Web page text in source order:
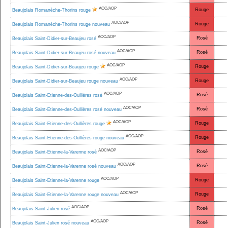
Beaujolais Romanèche-Thorins rouge AOC/AOP Rouge
Beaujolais Romanèche-Thorins rouge nouveau AOC/AOP Rouge
Beaujolais Saint-Didier-sur-Beaujeu rosé AOC/AOP Rosé
Beaujolais Saint-Didier-sur-Beaujeu rosé nouveau AOC/AOP Rosé
Beaujolais Saint-Didier-sur-Beaujeu rouge AOC/AOP Rouge
Beaujolais Saint-Didier-sur-Beaujeu rouge nouveau AOC/AOP Rouge
Beaujolais Saint-Etienne-des-Oullières rosé AOC/AOP Rosé
Beaujolais Saint-Etienne-des-Oullières rosé nouveau AOC/AOP Rosé
Beaujolais Saint-Etienne-des-Oullières rouge AOC/AOP Rouge
Beaujolais Saint-Etienne-des-Oullières rouge nouveau AOC/AOP Rouge
Beaujolais Saint-Etienne-la-Varenne rosé AOC/AOP Rosé
Beaujolais Saint-Etienne-la-Varenne rosé nouveau AOC/AOP Rosé
Beaujolais Saint-Etienne-la-Varenne rouge AOC/AOP Rouge
Beaujolais Saint-Etienne-la-Varenne rouge nouveau AOC/AOP Rouge
Beaujolais Saint-Julien rosé AOC/AOP Rosé
Beaujolais Saint-Julien rosé nouveau AOC/AOP Rosé